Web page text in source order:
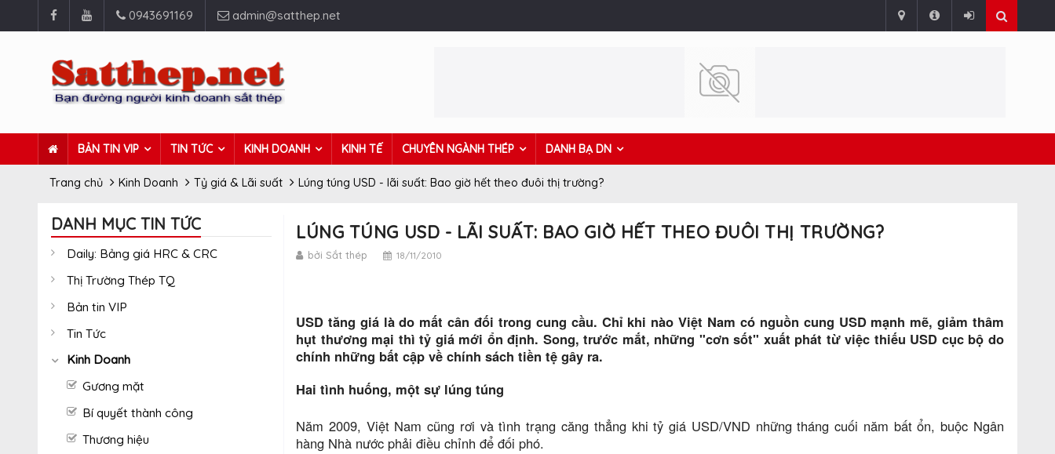
0943691169 admin@satthep.net
BẢN TIN VIP TIN TỨC KINH DOANH KINH TẾ CHUYÊN NGÀNH THÉP DANH BẠ DN
Trang chủ Kinh Doanh Tỷ giá & Lãi suất Lúng túng USD - lãi suất: Bao giờ hết theo đuôi thị trường?
DANH MỤC TIN TỨC
Daily: Bảng giá HRC & CRC
Thị Trường Thép TQ
Bản tin VIP
Tin Tức
Kinh Doanh
Gương mặt
Bí quyết thành công
Thương hiệu
LÚNG TÚNG USD - LÃI SUẤT: BAO GIỜ HẾT THEO ĐUÔI THỊ TRƯỜNG?
bởi Sắt thép 18/11/2010
USD tăng giá là do mất cân đối trong cung cầu. Chỉ khi nào Việt Nam có nguồn cung USD mạnh mẽ, giảm thâm
hụt thương mại thì tỷ giá mới ổn định. Song, trước mắt, những "cơn sốt" xuất phát từ việc thiếu USD cục bộ do
chính những bất cập về chính sách tiền tệ gây ra.
Hai tình huống, một sự lúng túng
Năm 2009, Việt Nam cũng rơi và tình trạng căng thẳng khi tỷ giá USD/VND những tháng cuối năm bất ổn, buộc Ngân
hàng Nhà nước phải điều chỉnh để đối phó.